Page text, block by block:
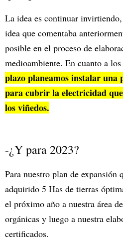
La idea es continuar
idea que comentaba
posible en el proceso de
medioambiente. En cuanto a los
plazo planeamos instalar una
para cubrir la electricidad
los viñedos.
-¿Y para 2023?
Para nuestro plan de expansión
adquirido 5 Has de tierras
el próximo año a nuestra área
orgánicas y luego a nuestra
certificados.